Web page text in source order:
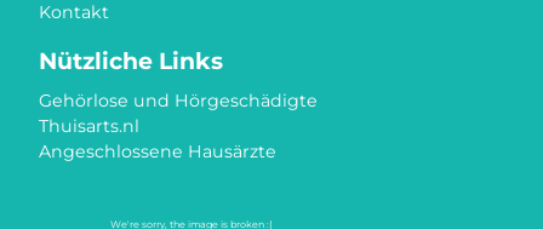
Kontakt
Nützliche Links
Gehörlose und Hörgeschädigte
Thuisarts.nl
Angeschlossene Hausärzte